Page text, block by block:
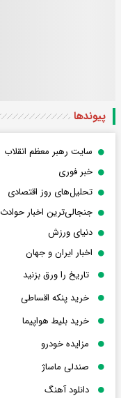
پیوندها
سایت رهبر معظم انقلاب
خبر فوری
تحلیل‌های روز اقتصادی
جنجالی‌ترین اخبار حوادث
دنیای ورزش
اخبار ایران و جهان
تاریخ را ورق بزنید
خرید پنکه اقساطی
خرید بلیط هواپیما
مزایده خودرو
صندلی ماساژ
دانلود آهنگ